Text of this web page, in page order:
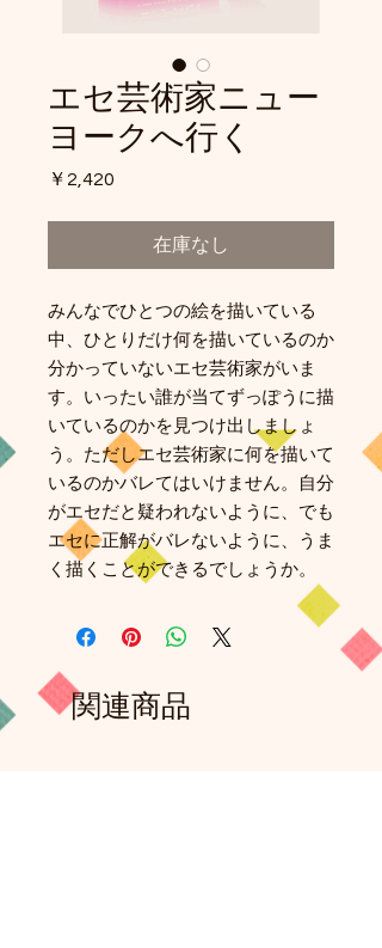
エセ芸術家ニュー
ヨークへ行く
￥2,420
在庫なし
みんなでひとつの絵を描いている
中、ひとりだけ何を描いているのか
分かっていないエセ芸術家がいま
す。いったい誰が当てずっぽうに描
いているのかを見つけ出しましょ
う。ただしエセ芸術家に何を描いて
いるのかバレてはいけません。自分
がエセだと疑われないように、でも
エセに正解がバレないように、うま
く描くことができるでしょうか。
関連商品